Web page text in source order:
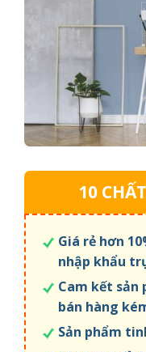
10
Giá rẻ hơn
nhập khẩu
Cam kết sản
bán hàng
Sản phẩm